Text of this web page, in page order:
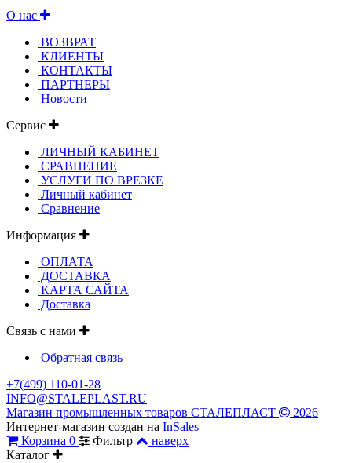
О нас
ВОЗВРАТ
КЛИЕНТЫ
КОНТАКТЫ
ПАРТНЕРЫ
Новости
Сервис
ЛИЧНЫЙ КАБИНЕТ
СРАВНЕНИЕ
УСЛУГИ ПО ВРЕЗКЕ
Личный кабинет
Сравнение
Информация
ОПЛАТА
ДОСТАВКА
КАРТА САЙТА
Доставка
Связь с нами
Обратная связь
+7(499) 110-01-28
INFO@STALEPLAST.RU
Магазин промышленных товаров СТАЛЕПЛАСТ
2026
Интернет-магазин создан на InSales
Корзина 0 Фильтр
наверх
Каталог